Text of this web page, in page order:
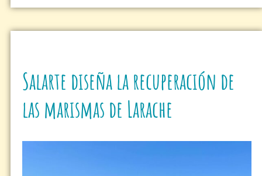
Salarte diseña la recuperación de
las marismas de Larache